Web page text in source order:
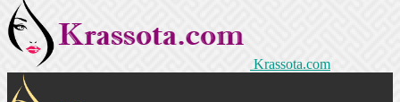
Krassota.com